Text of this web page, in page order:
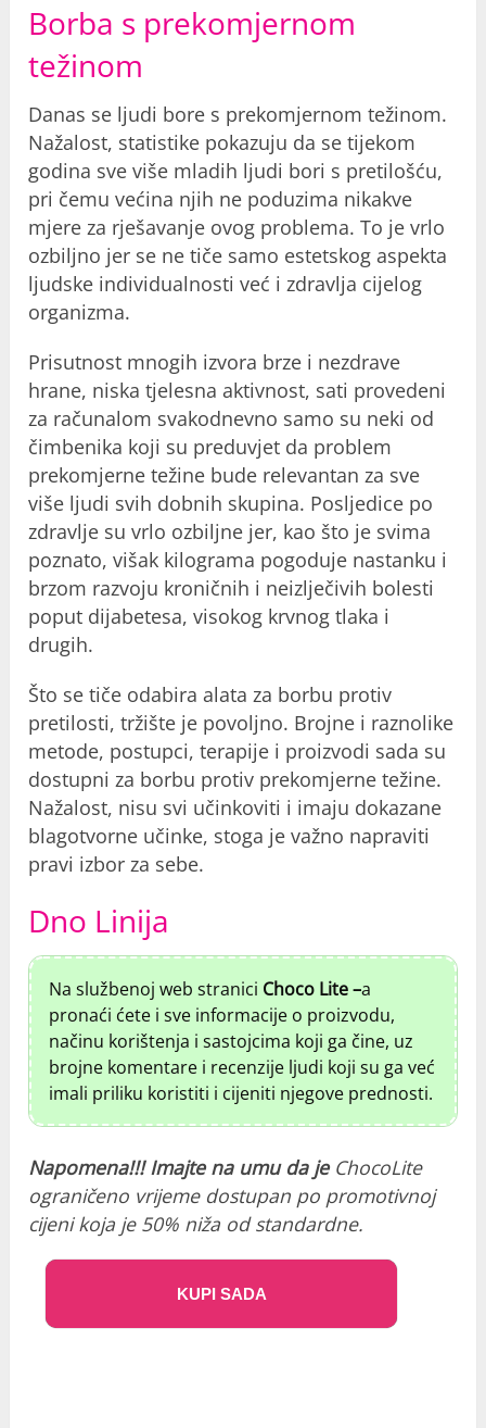
Borba s prekomjernom
težinom
Danas se ljudi bore s prekomjernom težinom.
Nažalost, statistike pokazuju da se tijekom
godina sve više mladih ljudi bori s pretilošću,
pri čemu većina njih ne poduzima nikakve
mjere za rješavanje ovog problema. To je vrlo
ozbiljno jer se ne tiče samo estetskog aspekta
ljudske individualnosti već i zdravlja cijelog
organizma.
Prisutnost mnogih izvora brze i nezdrave
hrane, niska tjelesna aktivnost, sati provedeni
za računalom svakodnevno samo su neki od
čimbenika koji su preduvjet da problem
prekomjerne težine bude relevantan za sve
više ljudi svih dobnih skupina. Posljedice po
zdravlje su vrlo ozbiljne jer, kao što je svima
poznato, višak kilograma pogoduje nastanku i
brzom razvoju kroničnih i neizlječivih bolesti
poput dijabetesa, visokog krvnog tlaka i
drugih.
Što se tiče odabira alata za borbu protiv
pretilosti, tržište je povoljno. Brojne i raznolike
metode, postupci, terapije i proizvodi sada su
dostupni za borbu protiv prekomjerne težine.
Nažalost, nisu svi učinkoviti i imaju dokazane
blagotvorne učinke, stoga je važno napraviti
pravi izbor za sebe.
Dno Linija
Na službenoj web stranici Choco Lite –a
pronaći ćete i sve informacije o proizvodu,
načinu korištenja i sastojcima koji ga čine, uz
brojne komentare i recenzije ljudi koji su ga već
imali priliku koristiti i cijeniti njegove prednosti.
Napomena!!! Imajte na umu da je ChocoLite
ograničeno vrijeme dostupan po promotivnoj
cijeni koja je 50% niža od standardne.
KUPI SADA